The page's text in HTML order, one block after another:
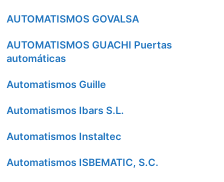
AUTOMATISMOS GOVALSA
AUTOMATISMOS GUACHI Puertas
automáticas
Automatismos Guille
Automatismos Ibars S.L.
Automatismos Instaltec
Automatismos ISBEMATIC, S.C.